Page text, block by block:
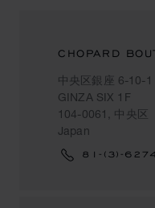
CHOPARD
中央区銀座 6-10-1
GINZA SIX 1F
104-0061, 中央区
Japan
81-(3)-